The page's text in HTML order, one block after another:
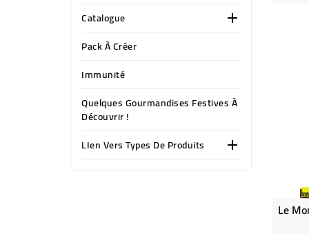
Catalogue 
Pack À Créer
Immunité
Quelques Gourmandises Festives À
Découvrir !
LIen Vers Types De Produits
